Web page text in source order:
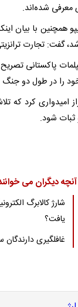
شده‌اند.
همچنین با بیان
شد، گفت: تجارت
پاکستانی
را در طول دو جنگ
امیدواری کرد که
شود.
آنچه دیگران می
یافت؟
غافلگیری دارندگان سهام عدالت